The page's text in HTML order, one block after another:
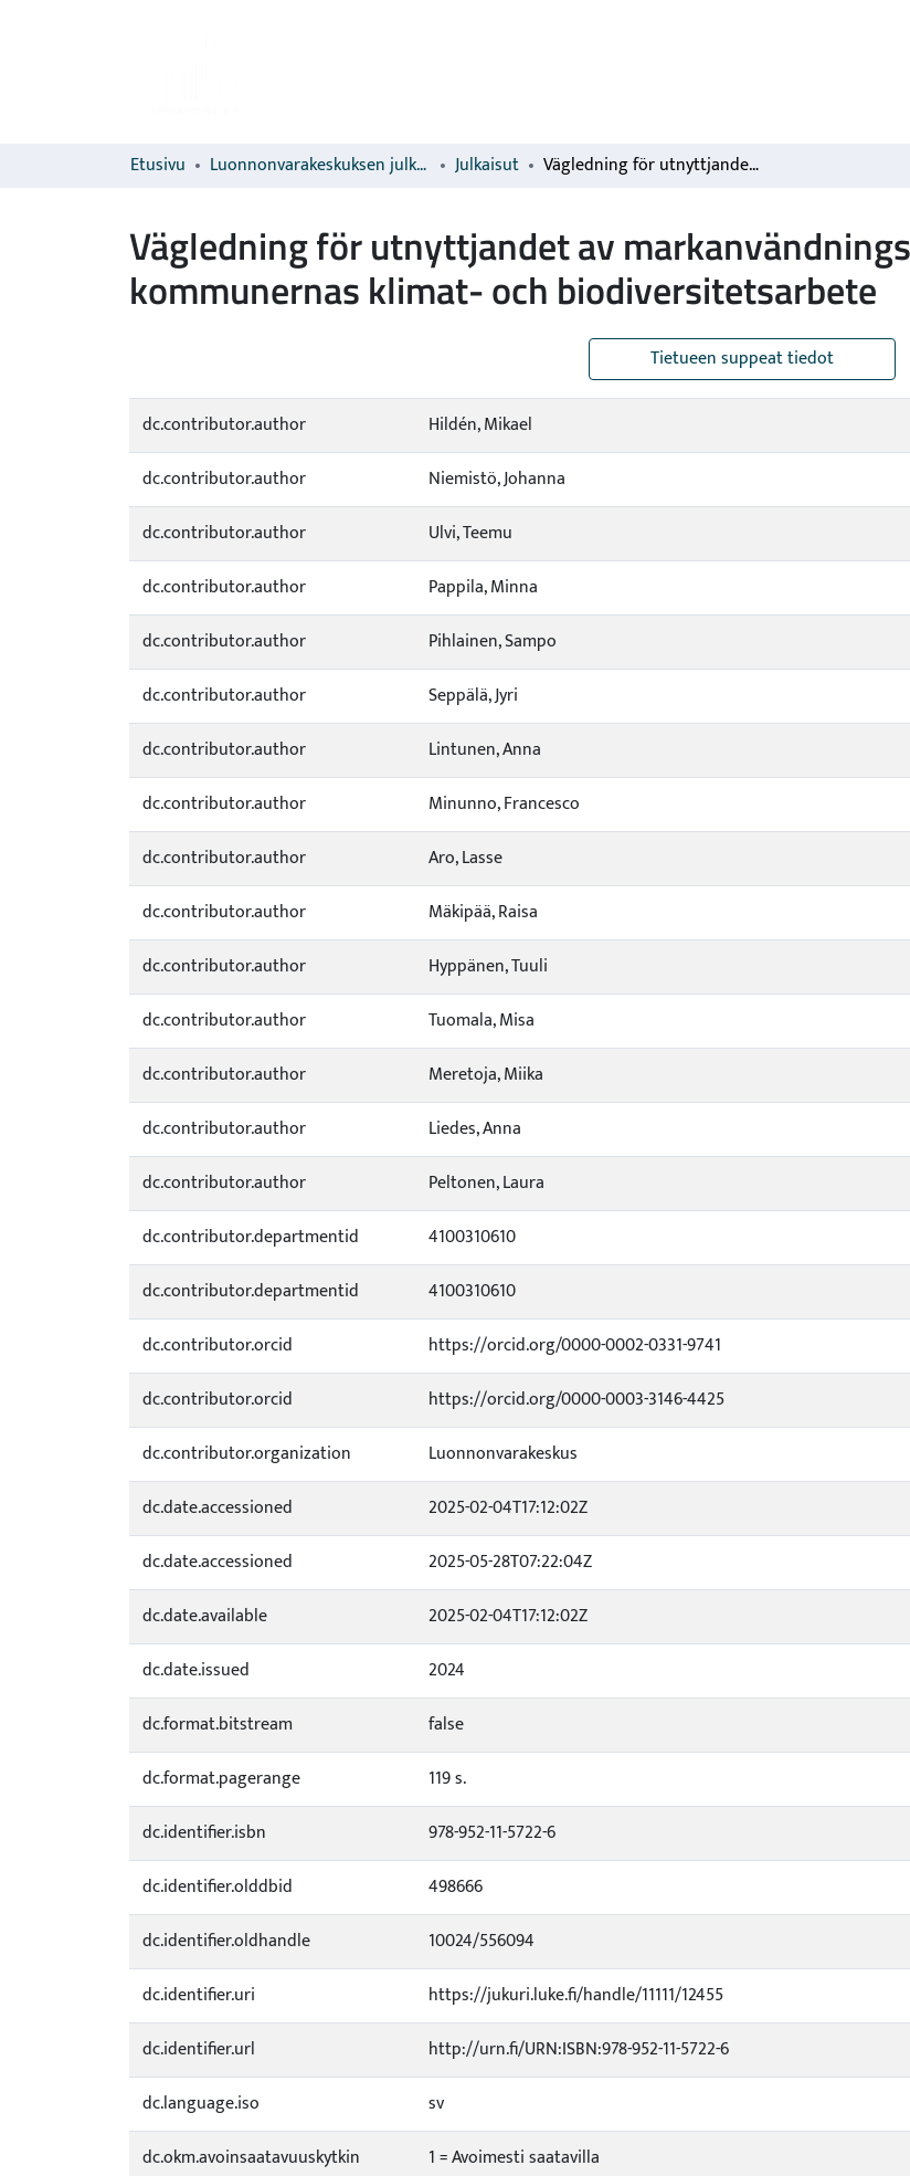
Etusivu Luonnonvarakeskuksen julkaisut Julkaisut Vägledning för utnyttjandet av markanvändningssektorns klimatåtgärder i kommunernas klimat- och biodiversitetsarbete
Vägledning för utnyttjandet av
kommunernas klimat- och biodiversitetsarbete
Tietueen suppeat tiedot
dc.contributor.author
Hildén, Mikael
dc.contributor.author
Niemistö, Johanna
dc.contributor.author
Ulvi, Teemu
dc.contributor.author
Pappila, Minna
dc.contributor.author
Pihlainen, Sampo
dc.contributor.author
Seppälä, Jyri
dc.contributor.author
Lintunen, Anna
dc.contributor.author
Minunno, Francesco
dc.contributor.author
Aro, Lasse
dc.contributor.author
Mäkipää, Raisa
dc.contributor.author
Hyppänen, Tuuli
dc.contributor.author
Tuomala, Misa
dc.contributor.author
Meretoja, Miika
dc.contributor.author
Liedes, Anna
dc.contributor.author
Peltonen, Laura
dc.contributor.departmentid
4100310610
dc.contributor.departmentid
4100310610
dc.contributor.orcid
https://orcid.org/0000-0002-0331-9741
dc.contributor.orcid
https://orcid.org/0000-0003-3146-4425
dc.contributor.organization
Luonnonvarakeskus
dc.date.accessioned
2025-02-04T17:12:02Z
dc.date.accessioned
2025-05-28T07:22:04Z
dc.date.available
2025-02-04T17:12:02Z
dc.date.issued
2024
dc.format.bitstream
false
dc.format.pagerange
119 s.
dc.identifier.isbn
978-952-11-5722-6
dc.identifier.olddbid
498666
dc.identifier.oldhandle
10024/556094
dc.identifier.uri
https://jukuri.luke.fi/handle/11111/12455
dc.identifier.url
http://urn.fi/URN:ISBN:978-952-11-5722-6
dc.language.iso
sv
dc.okm.avoinsaatavuuskytkin
1 = Avoimesti saatavilla